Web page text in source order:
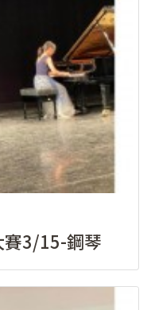
賽3/15-鋼琴